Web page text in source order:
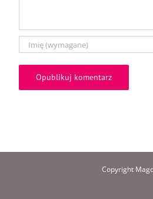
Copyright